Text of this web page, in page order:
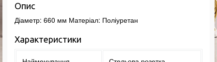
Опис
Діаметр: 660 мм Матеріал: Поліуретан
Характеристики